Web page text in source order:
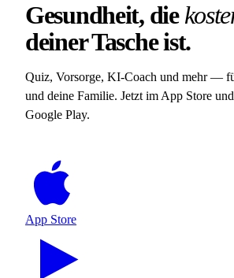
Gesundheit, die
deiner Tasche ist.
Quiz, Vorsorge, KI-Coach und mehr —
und deine Familie. Jetzt im App Store
Google Play.
App Store